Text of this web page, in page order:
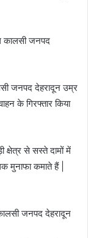
कालसी जनपद
जनपद देहरादून उम्र
के गिरफ्तार किया
क्षेत्र से सस्ते दामों में
मुनाफा कमाते हैं |
जनपद देहरादून